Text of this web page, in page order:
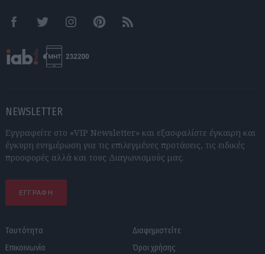
FacebookTwitter InstagramPinterestRSS feeds
NEWSLETTER
Εγγραφείτε στο «VIP Newsletter» και εξασφαλίστε έγκαιρη και
έγκυρη ενημέρωση για τις επιλεγμένες προτάσεις, τις ειδικές
προσφορές αλλά και τους Διαγωνισμούς μας.
ΕΓΓΡΑΦΗ
Ταυτότητα
Επικοινωνία
Διαφημιστείτε
Όροι χρήσης